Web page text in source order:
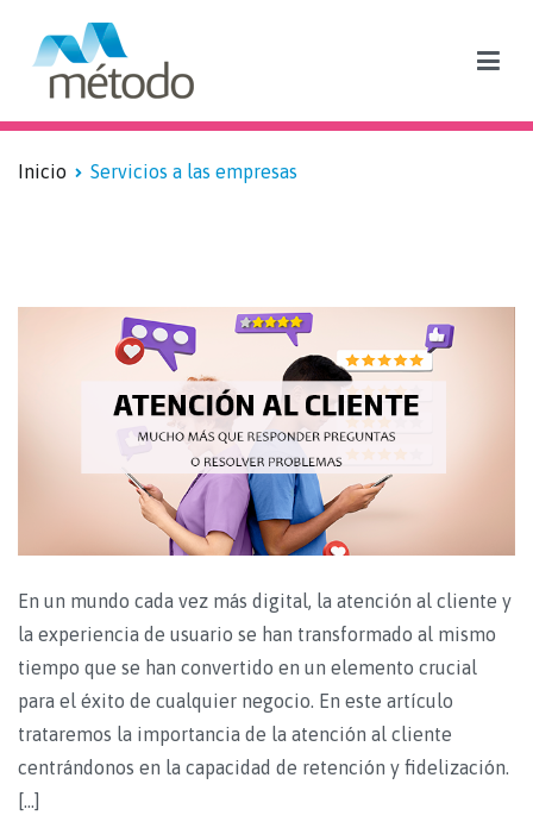
Blog sobre formación subvencionada y empleo
Inicio Servicios a las empresas
En un mundo cada vez más digital, la atención al cliente y
la experiencia de usuario se han transformado al mismo
tiempo que se han convertido en un elemento crucial
para el éxito de cualquier negocio. En este artículo
trataremos la importancia de la atención al cliente
centrándonos en la capacidad de retención y fidelización.
[…]